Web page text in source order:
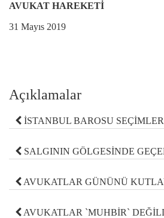
AVUKAT HAREKETİ
31 Mayıs 2019
Açıklamalar
İSTANBUL BAROSU
SALGININ GÖLGESİNDE
AVUKATLAR GÜNÜNÜ
AVUKATLAR `MUHBİR`